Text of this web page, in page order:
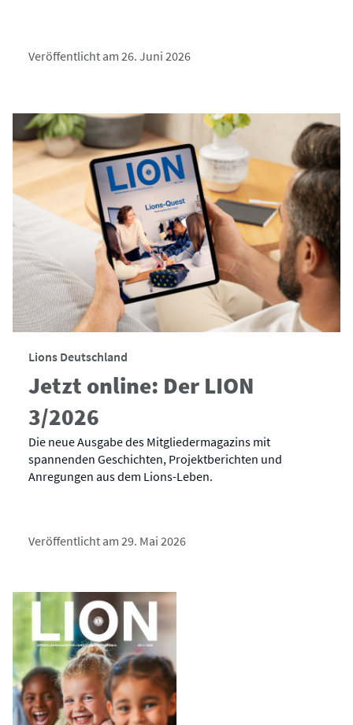
Veröffentlicht am 26. Juni 2026
Lions Deutschland
Jetzt online: Der LION
3/2026
Die neue Ausgabe des Mitgliedermagazins mit
spannenden Geschichten, Projektberichten und
Anregungen aus dem Lions-Leben.
Veröffentlicht am 29. Mai 2026